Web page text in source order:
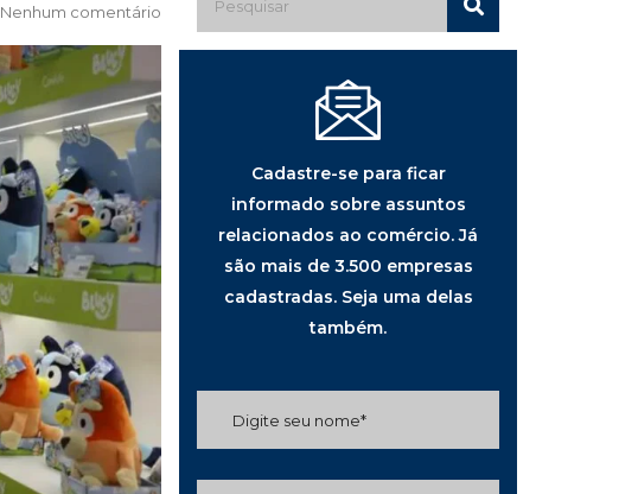
Nenhum comentário
Cadastre-se para ficar
informado sobre assuntos
relacionados ao comércio. Já
são mais de 3.500 empresas
cadastradas. Seja uma delas
também.